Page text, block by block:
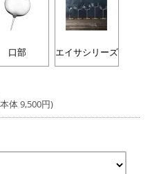
口部 エイサシリーズ
体 9,500円)